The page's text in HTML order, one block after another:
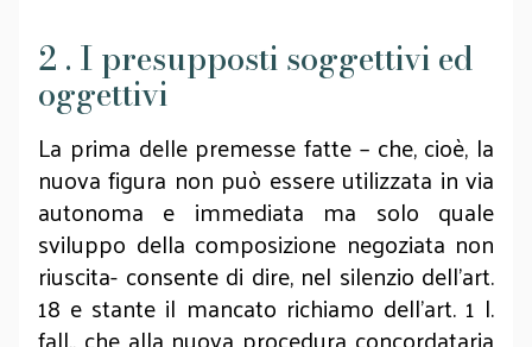
2 . I presupposti soggettivi ed
oggettivi
La prima delle premesse fatte – che, cioè, la
nuova figura non può essere utilizzata in via
autonoma e immediata ma solo quale
sviluppo della composizione negoziata non
riuscita- consente di dire, nel silenzio dell’art.
18 e stante il mancato richiamo dell’art. 1 l.